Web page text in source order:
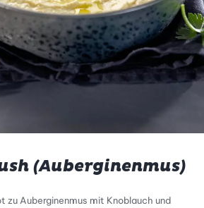
(Auberginenmus)
zu Auberginenmus mit Knoblauch und